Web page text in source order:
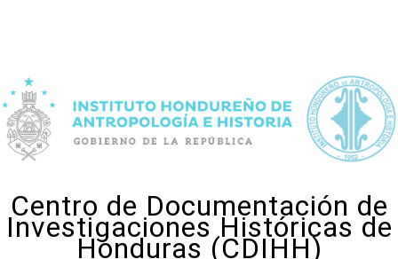
Centro de Documentación de
Investigaciones Históricas de
Honduras (CDIHH)